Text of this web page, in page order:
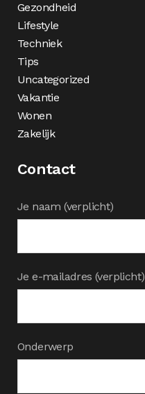
Gezondheid
Lifestyle
Techniek
Tips
Uncategorized
Vakantie
Wonen
Zakelijk
Contact
Je naam (verplicht)
Je e-mailadres (verplicht)
Onderwerp